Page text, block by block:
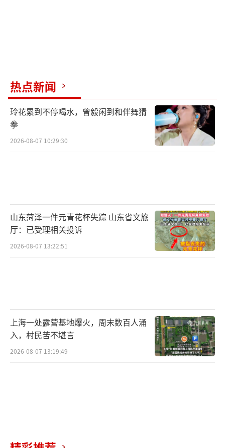
热点新闻
玲花累到不停喝水，曾毅闲到和伴舞猜
拳
2026-08-07 10:29:30
山东菏泽一件元青花杯失踪 山东省文旅
厅：已受理相关投诉
2026-08-07 13:22:51
上海一处露营基地爆火，周末数百人涌
入，村民苦不堪言
2026-08-07 13:19:49